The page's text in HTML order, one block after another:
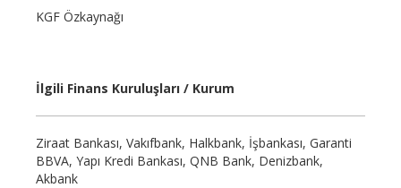
KGF Özkaynağı
İlgili Finans Kuruluşları / Kurum
Ziraat Bankası, Vakıfbank, Halkbank, İşbankası, Garanti
BBVA, Yapı Kredi Bankası, QNB Bank, Denizbank,
Akbank